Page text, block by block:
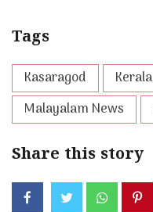
Tags
Kasaragod Kerala
Malayalam News
Share this story